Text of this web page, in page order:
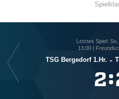
Letztes Spiel:
13:00 |
TSG Bergedorf 1.Hr. -
: